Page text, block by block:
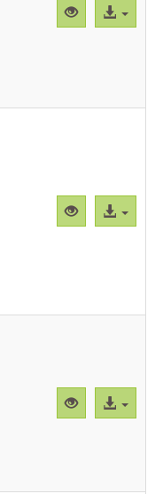
Vista
previa
Acceso
al
Vista
previa
Acceso
al
Vista
previa
Acceso
al